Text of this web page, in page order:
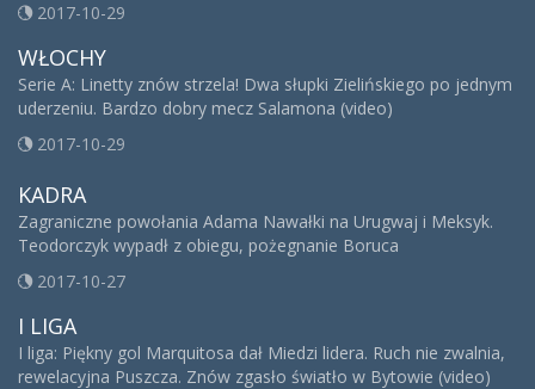
2017-10-29
WŁOCHY
Serie A: Linetty znów strzela! Dwa słupki Zielińskiego po jednym
uderzeniu. Bardzo dobry mecz Salamona (video)
2017-10-29
KADRA
Zagraniczne powołania Adama Nawałki na Urugwaj i Meksyk.
Teodorczyk wypadł z obiegu, pożegnanie Boruca
2017-10-27
I LIGA
I liga: Piękny gol Marquitosa dał Miedzi lidera. Ruch nie zwalnia,
rewelacyjna Puszcza. Znów zgasło światło w Bytowie (video)